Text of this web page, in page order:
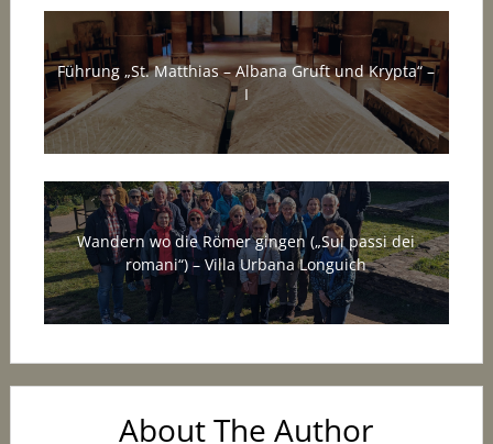
Führung „St. Matthias – Albana Gruft und Krypta“ –
I
Wandern wo die Römer gingen („Sui passi dei
romani“) – Villa Urbana Longuich
About The Author